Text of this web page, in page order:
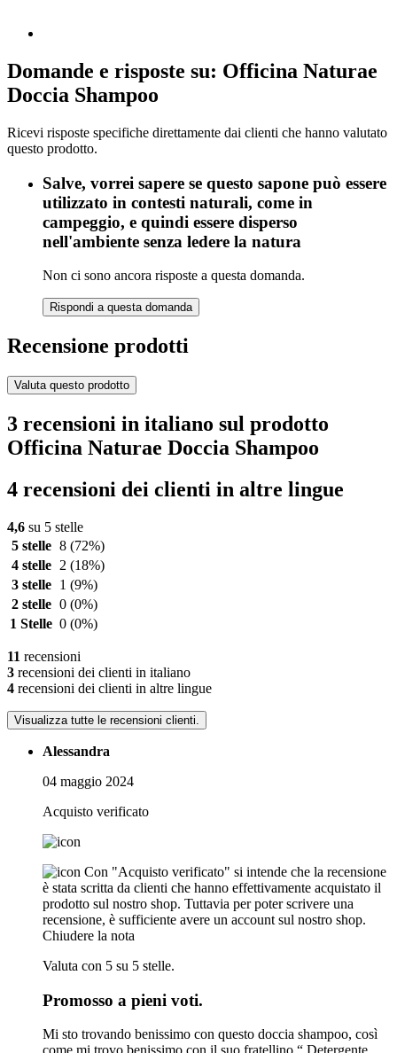
Domande e risposte su: Officina Naturae
Doccia Shampoo
Ricevi risposte specifiche direttamente dai clienti che hanno valutato
questo prodotto.
Salve, vorrei sapere se questo sapone può essere
utilizzato in contesti naturali, come in
campeggio, e quindi essere disperso
nell'ambiente senza ledere la natura
Non ci sono ancora risposte a questa domanda.
Rispondi a questa domanda
Recensione prodotti
Valuta questo prodotto
3 recensioni in italiano sul prodotto
Officina Naturae Doccia Shampoo
4 recensioni dei clienti in altre lingue
4,6 su 5 stelle
5 stelle 8 (72%)
4 stelle
2 (18%)
3 stelle
1 (9%)
2 stelle 0 (0%)
1 Stelle 0 (0%)
11 recensioni
3 recensioni dei clienti in italiano
4 recensioni dei clienti in altre lingue
Visualizza tutte le recensioni clienti.
Alessandra
04 maggio 2024
Acquisto verificato
Con "Acquisto verificato" si intende che la recensione
è stata scritta da clienti che hanno effettivamente acquistato il
prodotto sul nostro shop. Tuttavia per poter scrivere una
recensione, è sufficiente avere un account sul nostro shop.
Chiudere la nota
Valuta con 5 su 5 stelle.
Promosso a pieni voti.
Mi sto trovando benissimo con questo doccia shampoo, così